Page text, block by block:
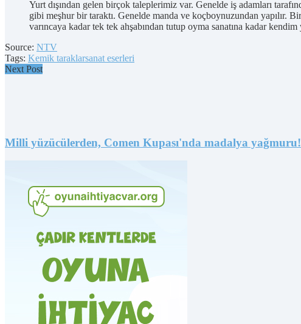
Yurt dışından gelen birçok taleplerimiz var. Genelde iş adamları
gibi meşhur bir taraktı. Genelde manda ve koçboynuzundan yapılır.
varıncaya kadar tek tek ahşabından tutup oyma sanatına kadar
Source: NTV
Tags: Kemik taraklarsanat eserleri
Next Post
Milli yüzücülerden, Comen Kupası'nda madalya yağmuru!